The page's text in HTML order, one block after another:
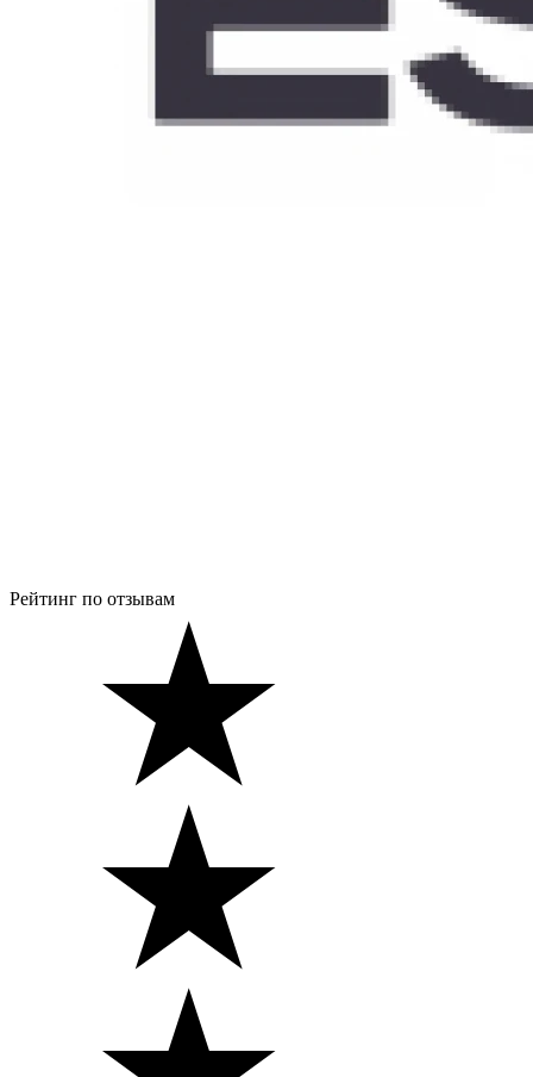
Рейтинг по отзывам